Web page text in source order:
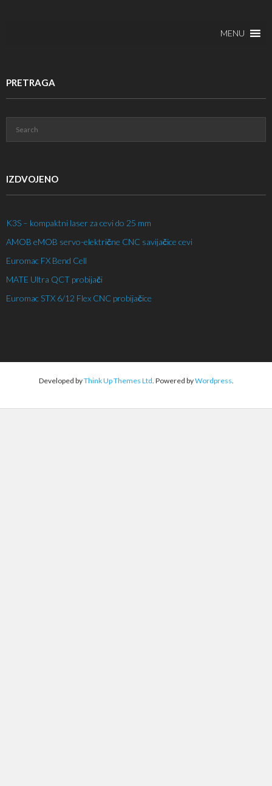
MENU
PRETRAGA
IZDVOJENO
K3S – kompaktni laser za cevi do 25 mm
AMOB eMOB servo-električne CNC savijačice cevi
Euromac FX Bend Cell
MATE Ultra QCT probijači
Euromac STX 6/12 Flex CNC probijačice
Developed byThink Up Themes Ltd. Powered byWordpress.